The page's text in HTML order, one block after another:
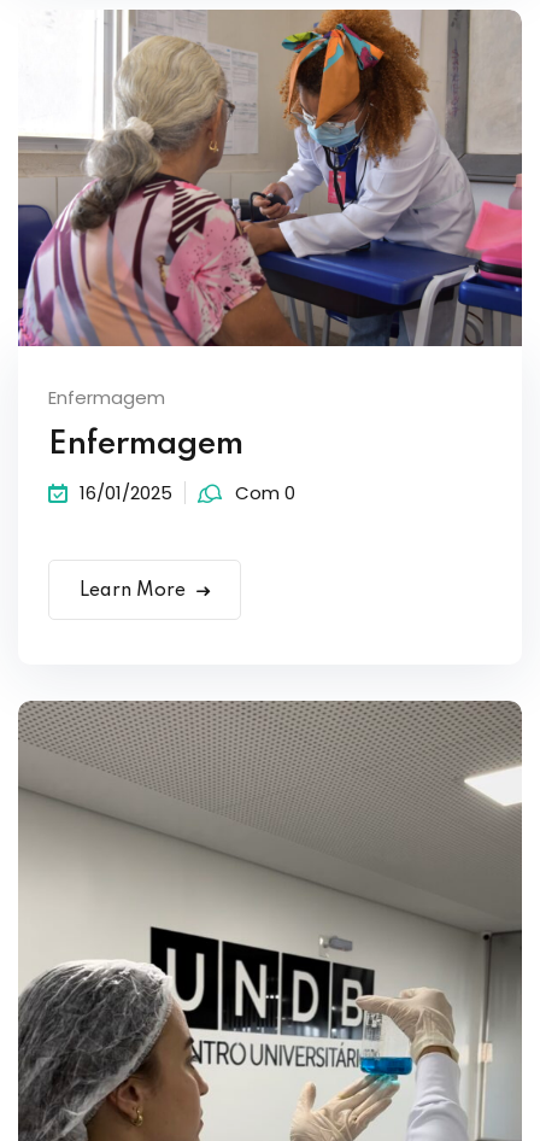
Enfermagem
Enfermagem
16/01/2025 Com 0
Learn More